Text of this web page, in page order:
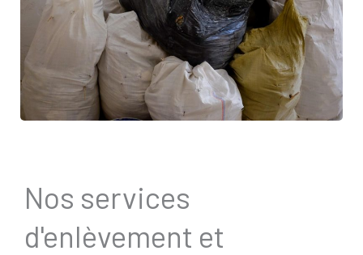
Nos services
d'enlèvement et